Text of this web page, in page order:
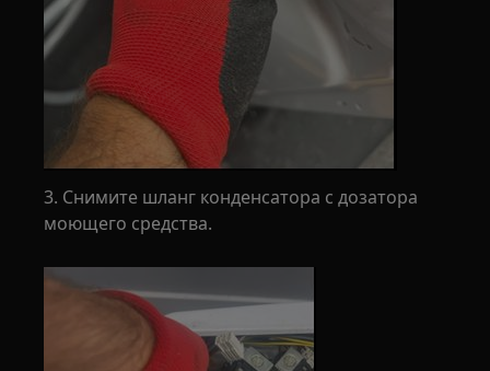
3. Снимите шланг конденсатора с дозатора
моющего средства.